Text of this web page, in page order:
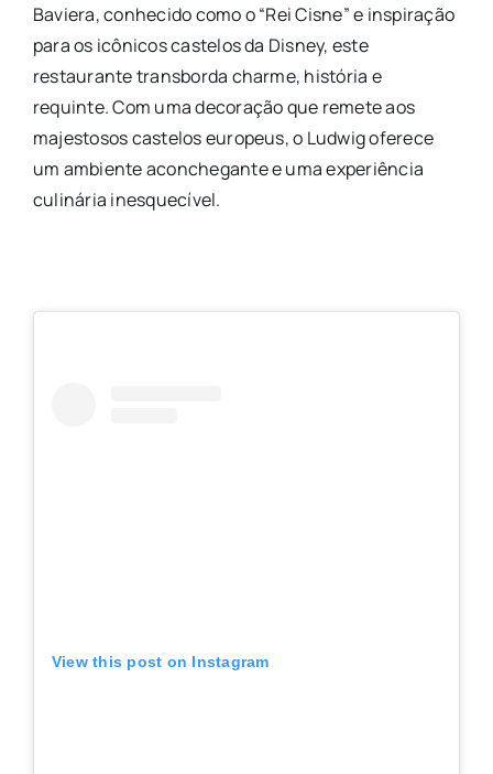
Baviera, conhecido como o “Rei Cisne” e inspiração
para os icônicos castelos da Disney, este
restaurante transborda charme, história e
requinte. Com uma decoração que remete aos
majestosos castelos europeus, o Ludwig oferece
um ambiente aconchegante e uma experiência
culinária inesquecível.
View this post on Instagram